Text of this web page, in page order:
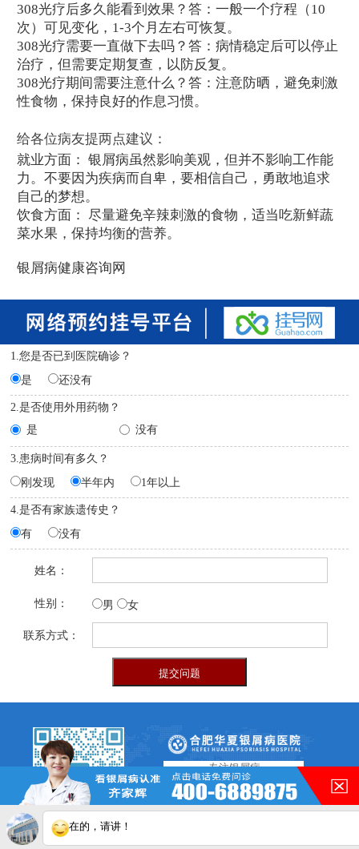
308光疗后多久能看到效果？答：一般一个疗程（10
次）可见变化，1-3个月左右可恢复。
308光疗需要一直做下去吗？答：病情稳定后可以停止
治疗，但需要定期复查，以防反复。
308光疗期间需要注意什么？答：注意防晒，避免刺激
性食物，保持良好的作息习惯。
给各位病友提两点建议：
就业方面： 银屑病虽然影响美观，但并不影响工作能
力。不要因为疾病而自卑，要相信自己，勇敢地追求
自己的梦想。
饮食方面： 尽量避免辛辣刺激的食物，适当吃新鲜蔬
菜水果，保持均衡的营养。
银屑病健康咨询网
1.您是否已到医院确诊？
是
还没有
2.是否使用外用药物？
是
没有
3.患病时间有多久？
刚发现
半年内 1年以上
4.是否有家族遗传史？
有
没有
姓名：
性别： 男 女
联系方式：
扫描二维码
在线咨询更轻松
专注银屑病
7*24h 电话：
400-688-9875
合肥市铜陵路与合裕路交叉口 东北
在的，请讲！